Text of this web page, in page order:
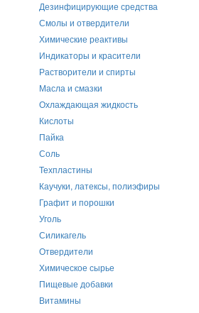
Дезинфицирующие средства
Смолы и отвердители
Химические реактивы
Индикаторы и красители
Растворители и спирты
Масла и смазки
Охлаждающая жидкость
Кислоты
Пайка
Соль
Техпластины
Каучуки, латексы, полиэфиры
Графит и порошки
Уголь
Силикагель
Отвердители
Химическое сырье
Пищевые добавки
Витамины